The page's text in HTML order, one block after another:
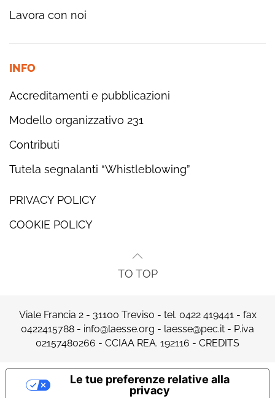
Lavora con noi
INFO
Accreditamenti e pubblicazioni
Modello organizzativo 231
Contributi
Tutela segnalanti “Whistleblowing”
PRIVACY POLICY
COOKIE POLICY
TO TOP
Viale Francia 2 - 31100 Treviso - tel. 0422 419441 - fax
0422415788 - info@laesse.org - laesse@pec.it - P.iva
02157480266 - CCIAA REA. 192116 - CREDITS
Le tue preferenze relative alla
privacy